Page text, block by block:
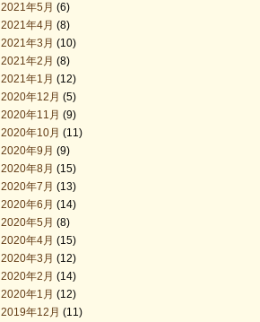
2021年5月 (6)
2021年4月 (8)
2021年3月 (10)
2021年2月 (8)
2021年1月 (12)
2020年12月 (5)
2020年11月 (9)
2020年10月 (11)
2020年9月 (9)
2020年8月 (15)
2020年7月 (13)
2020年6月 (14)
2020年5月 (8)
2020年4月 (15)
2020年3月 (12)
2020年2月 (14)
2020年1月 (12)
2019年12月 (11)